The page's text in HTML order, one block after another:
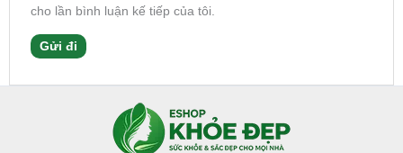
cho lần bình luận kế tiếp của tôi.